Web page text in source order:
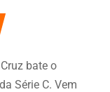
bate o
Série C. Vem